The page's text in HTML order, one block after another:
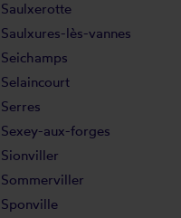
Saulxerotte
Saulxures-lès-vannes
Seichamps
Selaincourt
Serres
Sexey-aux-forges
Sionviller
Sommerviller
Sponville